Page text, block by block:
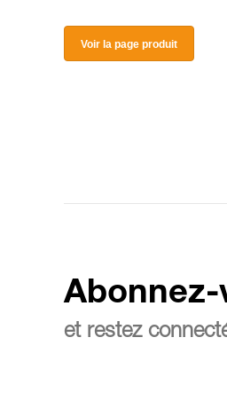
Voir la page produit
et restez